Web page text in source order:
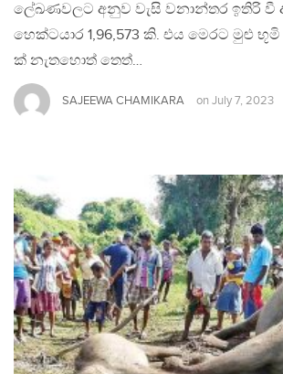
ලේඛණවලට අනුව වැසි වනාන්තර ඉතිරි වී
හෙක්ටයාර 1,96,573 කි. එය මෙරට මුළු භූමි
ක් නැතහොත් තෙත්…
SAJEEWA CHAMIKARA on July 7, 2023